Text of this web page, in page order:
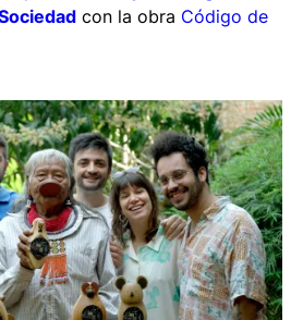
con la obra Código de